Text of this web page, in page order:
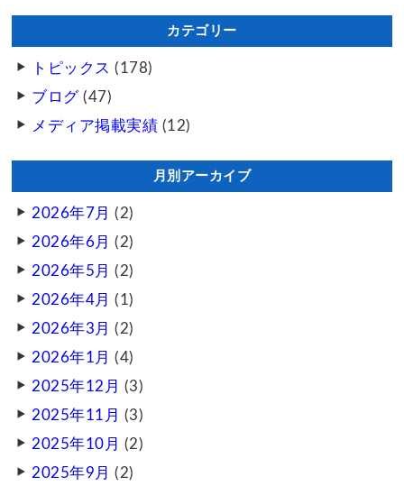
カテゴリー
トピックス (178)
ブログ(47)
メディア掲載実績 (12)
月別アーカイブ
2026年7月 (2)
2026年6月 (2)
2026年5月 (2)
2026年4月 (1)
2026年3月 (2)
2026年1月 (4)
2025年12月 (3)
2025年11月 (3)
2025年10月 (2)
2025年9月 (2)